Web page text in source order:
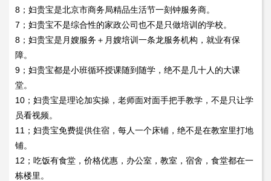
8；妇贵宝是北京市商务局精品生活节一刻钟服务商。
7；妇贵宝不是综合性的家政公司也不是只做培训的学校。
8；妇贵宝是月嫂服务＋月嫂培训一条龙服务机构，就业有保
障。
9；妇贵宝都是小班循环授课随到随学，绝不是几十人的大课
堂。
10；妇贵宝是理论加实操，老师面对面手把手教学，不是只让学
员看视频。
11；妇贵宝免费提供住宿，每人一个床铺，绝不是在教室里打地
铺。
12；吃饭有食堂，价格优惠，办公室，教室，宿舍，食堂都在一
栋楼里。